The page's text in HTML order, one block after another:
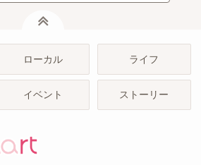
ローカル ライフ
イベント ストーリー